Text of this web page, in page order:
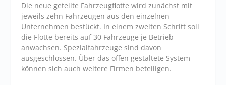
Die neue geteilte Fahrzeugflotte wird zunächst mit
jeweils zehn Fahrzeugen aus den einzelnen
Unternehmen bestückt. In einem zweiten Schritt soll
die Flotte bereits auf 30 Fahrzeuge je Betrieb
anwachsen. Spezialfahrzeuge sind davon
ausgeschlossen. Über das offen gestaltete System
können sich auch weitere Firmen beteiligen.